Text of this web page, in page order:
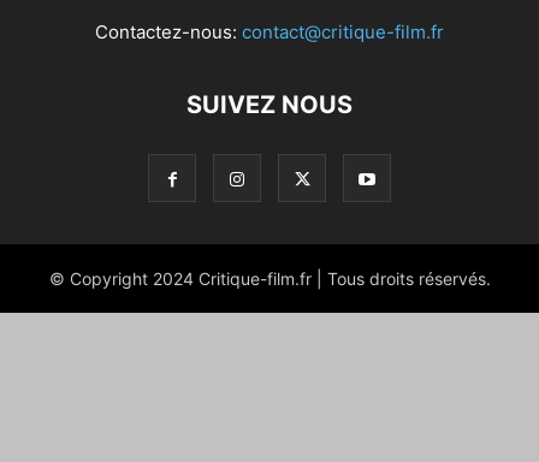
Contactez-nous: contact@critique-film.fr
SUIVEZ NOUS
© Copyright 2024 Critique-film.fr | Tous droits réservés.